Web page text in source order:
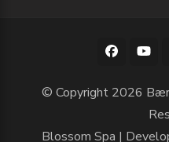
© Copyright 2026
Blossom Spa |